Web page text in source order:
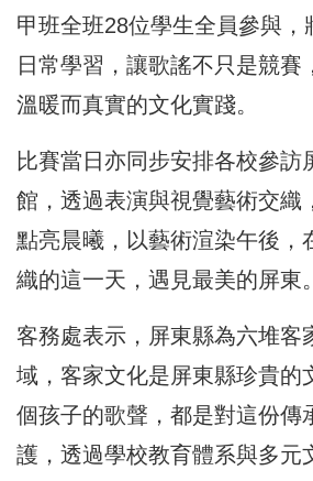
甲班全班28位學生全員參與，
日常學習，讓歌謠不只是競賽
溫暖而真實的文化實踐。
比賽當日亦同步安排各校參訪
館，透過表演與視覺藝術交織
點亮晨曦，以藝術渲染午後，
織的這一天，遇見最美的屏東。
客務處表示，屏東縣為六堆客
域，客家文化是屏東縣珍貴的
個孩子的歌聲，都是對這份傳
護，透過學校教育體系與多元